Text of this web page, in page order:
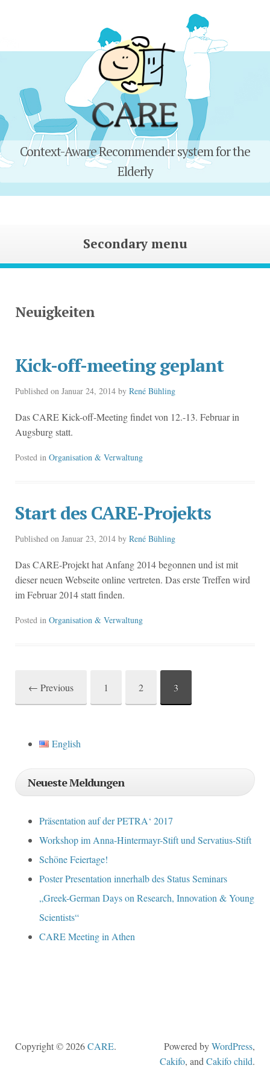
CARE
Context-Aware Recommender system for the
Elderly
Secondary menu
Skip
Neuigkeiten
Kick-off-meeting geplant
Published on Januar 24, 2014 by René Bühling
Das CARE Kick-off-Meeting findet von 12.-13. Februar in
Augsburg statt.
Posted in Organisation & Verwaltung
Start des CARE-Projekts
Published on Januar 23, 2014 by René Bühling
Das CARE-Projekt hat Anfang 2014 begonnen und ist mit
dieser neuen Webseite online vertreten. Das erste Treffen wird
im Februar 2014 statt finden.
Posted in Organisation & Verwaltung
Post
← Previous 1 2 3
English
Neueste Meldungen
Präsentation auf der PETRA‘ 2017
Workshop im Anna-Hintermayr-Stift und Servatius-Stift
Schöne Feiertage!
Poster Presentation innerhalb des Status Seminars
„Greek-German Days on Research, Innovation & Young
Scientists“
CARE Meeting in Athen
Copyright © 2026CARE. Powered byWordPress,
Cakifo, and Cakifo child.